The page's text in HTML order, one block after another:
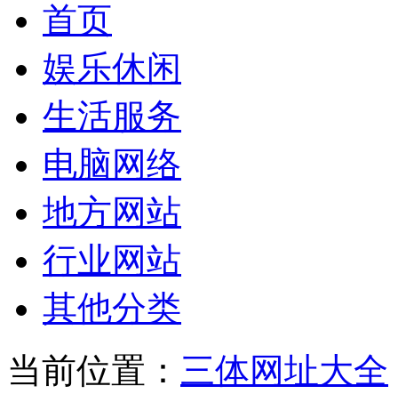
首页
娱乐休闲
生活服务
电脑网络
地方网站
行业网站
其他分类
当前位置： 三体网址大全